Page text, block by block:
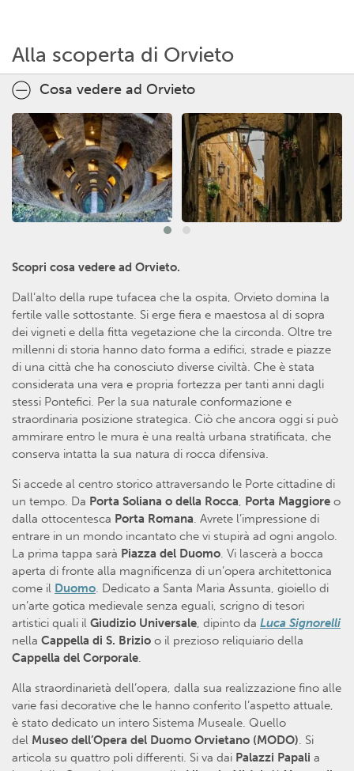
Alla scoperta di Orvieto
Cosa vedere ad Orvieto
Scopri cosa vedere ad Orvieto.
Dall’alto della rupe tufacea che la ospita, Orvieto domina la
fertile valle sottostante. Si erge fiera e maestosa al di sopra
dei vigneti e della fitta vegetazione che la circonda. Oltre tre
millenni di storia hanno dato forma a edifici, strade e piazze
di una città che ha conosciuto diverse civiltà. Che è stata
considerata una vera e propria fortezza per tanti anni dagli
stessi Pontefici. Per la sua naturale conformazione e
straordinaria posizione strategica. Ciò che ancora oggi si può
ammirare entro le mura è una realtà urbana stratificata, che
conserva intatta la sua natura di rocca difensiva.
Si accede al centro storico attraversando le Porte cittadine di
un tempo. Da Porta Soliana o della Rocca, Porta Maggiore o
dalla ottocentesca Porta Romana. Avrete l’impressione di
entrare in un mondo incantato che vi stupirà ad ogni angolo.
La prima tappa sarà Piazza del Duomo. Vi lascerà a bocca
aperta di fronte alla magnificenza di un’opera architettonica
come il Duomo. Dedicato a Santa Maria Assunta, gioiello di
un’arte gotica medievale senza eguali, scrigno di tesori
artistici quali il Giudizio Universale, dipinto da Luca Signorelli
nella Cappella di S. Brizio o il prezioso reliquiario della
Cappella del Corporale.
Alla straordinarietà dell’opera, dalla sua realizzazione fino alle
varie fasi decorative che le hanno conferito l’aspetto attuale,
è stato dedicato un intero Sistema Museale. Quello
del Museo dell’Opera del Duomo Orvietano (MODO). Si
articola su quattro poli differenti. Si va dai Palazzi Papali a